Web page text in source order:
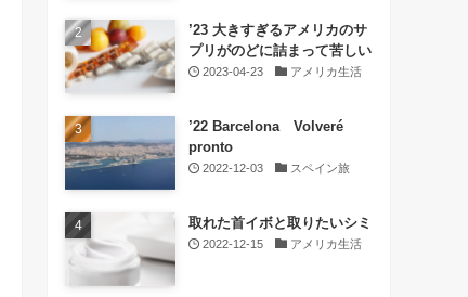
’23 大きすぎるアメリカのサ
プリがのどに詰まって苦しい
2023-04-23 アメリカ生活
’22 Barcelona Volveré
pronto
2022-12-03 スペイン旅
取れた首イボと取りたいシミ
2022-12-15 アメリカ生活